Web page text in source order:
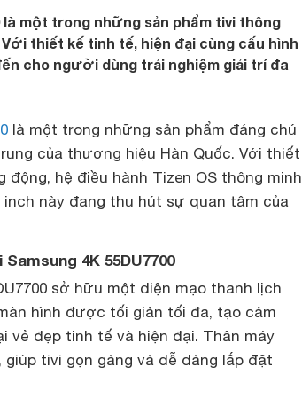
là một trong những sản phẩm tivi thông
thiết kế tinh tế, hiện đại cùng cấu hình
cho người dùng trải nghiệm giải trí đa
là một trong những sản phẩm đáng chú
của thương hiệu Hàn Quốc. Với thiết
hệ điều hành Tizen OS thông minh
này đang thu hút sự quan tâm của
4K 55DU7700
sở hữu một diện mạo thanh lịch
hình được tối giản tối đa, tạo cảm
vẻ đẹp tinh tế và hiện đại. Thân máy
tivi gọn gàng và dễ dàng lắp đặt